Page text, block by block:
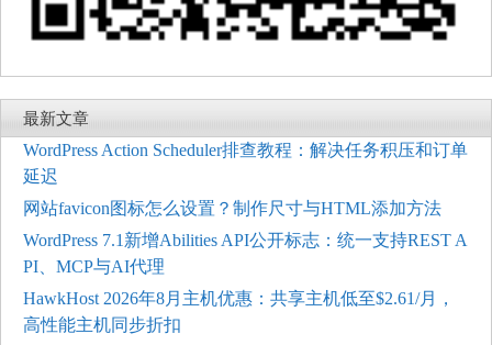
最新文章
WordPress Action Scheduler排查教程：解决任务积压和订单
延迟
网站favicon图标怎么设置？制作尺寸与HTML添加方法
WordPress 7.1新增Abilities API公开标志：统一支持REST A
PI、MCP与AI代理
HawkHost 2026年8月主机优惠：共享主机低至$2.61/月，
高性能主机同步折扣